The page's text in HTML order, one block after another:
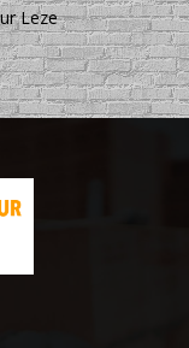
Leze